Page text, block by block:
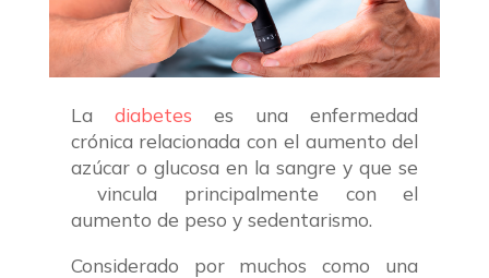
La diabetes es una enfermedad
crónica relacionada con el aumento del
azúcar o glucosa en la sangre y que se
vincula principalmente con el
aumento de peso y sedentarismo.
Considerado por muchos como una